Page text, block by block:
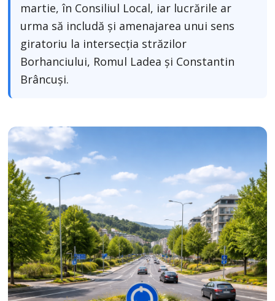
martie, în Consiliul Local, iar lucrările ar
urma să includă și amenajarea unui sens
giratoriu la intersecția străzilor
Borhanciului, Romul Ladea și Constantin
Brâncuși.